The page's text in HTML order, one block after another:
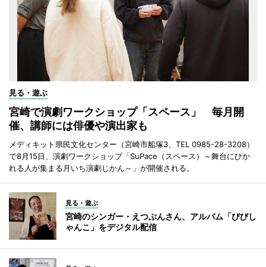
見る・遊ぶ
宮崎で演劇ワークショップ「スペース」 毎月開
催、講師には俳優や演出家も
メディキット県民文化センター（宮崎市船塚3、TEL 0985-28-3208）
で8月15日、演劇ワークショップ「SuPace（スペース）～舞台にひか
れる人が集まる月いち演劇じかん～」が開催される。
見る・遊ぶ
宮崎のシンガー・えつぷんさん、アルバム「びびし
ゃんこ」をデジタル配信